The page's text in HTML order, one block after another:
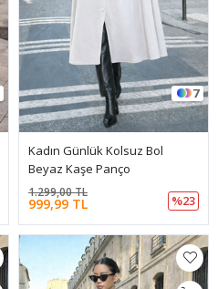
7
Kadın Günlük Kolsuz Bol
Beyaz Kaşe Panço
999,99 TL
1.299,00 TL
%23